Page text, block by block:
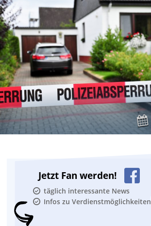
Jetzt Fan werden!
täglich interessante News
Infos zu Verdienstmöglichkeiten